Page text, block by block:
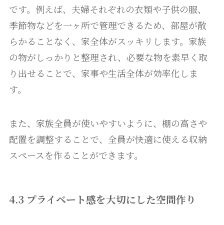
です。例えば、夫婦それぞれの衣類や子供の服、
季節物などを一ヶ所で管理できるため、部屋が散
らかることなく、家全体がスッキリします。家族
の物がしっかりと整理され、必要な物を素早く取
り出せることで、家事や生活全体が効率化しま
す。
また、家族全員が使いやすいように、棚の高さや
配置を調整することで、全員が快適に使える収納
スペースを作ることができます。
4.3 プライベート感を大切にした空間作り